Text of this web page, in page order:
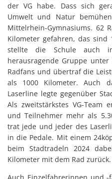
der VG habe. Dass sich
Umwelt und Natur
Mittelrhein-Gymnasiums. 62
Kilometer gefahren, das sind
stellte die Schule auch
herausragende Gruppe
Radfans und übertraf die
als 1000 Kilometer. Auch
Laserline legte gegenüber
Als zweitstärkstes VG-Team
und Teilnehmer mehr als
trat jede und jeder des
in die Pedale. Mit einem
beim Stadtradeln 2024
Kilometer mit dem Rad zurück.
Auch Einzelfahrerinnen und